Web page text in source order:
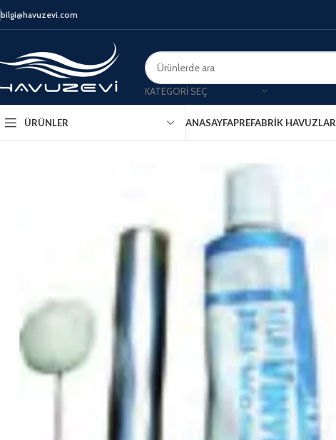
bilgi@havuzevi.com
KATEGORI SEÇ
ÜRÜNLER ANASAYFAPREFABRIK HAVUZLAR